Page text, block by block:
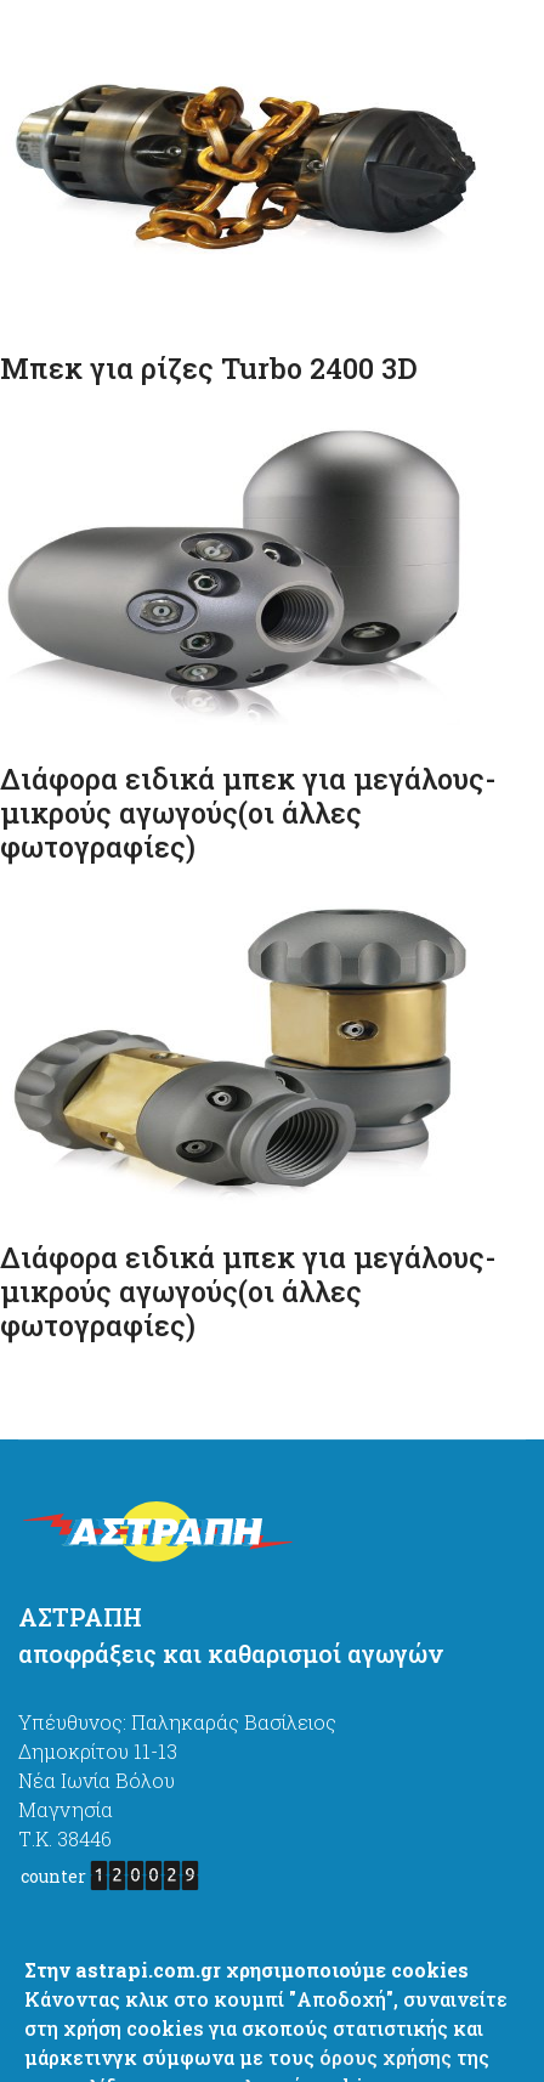
Μπεκ για ρίζες Turbo 2400 3D
Διάφορα ειδικά μπεκ για μεγάλους-
μικρούς αγωγούς(οι άλλες
φωτογραφίες)
Διάφορα ειδικά μπεκ για μεγάλους-
μικρούς αγωγούς(οι άλλες
φωτογραφίες)
ΑΣΤΡΑΠΗ
αποφράξεις και καθαρισμοί αγωγών
Υπέυθυνος: Παληκαράς Βασίλειος
Δημοκρίτου 11-13
Νέα Ιωνία Βόλου
Μαγνησία
Τ.Κ. 38446
counter
http://www.astrapi.com.gr
+ 30 6977637444
+ 30 2421067444
+ 30 2421082751
Στην astrapi.com.gr χρησιμοποιούμε cookies
Κάνοντας κλικ στο κουμπί "Αποδοχή", συναινείτε
στη χρήση cookies για σκοπούς στατιστικής και
μάρκετινγκ σύμφωνα με τους όρους χρήσης της